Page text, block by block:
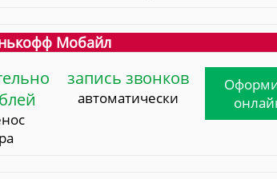
Мобайл
запись звонков
автоматически